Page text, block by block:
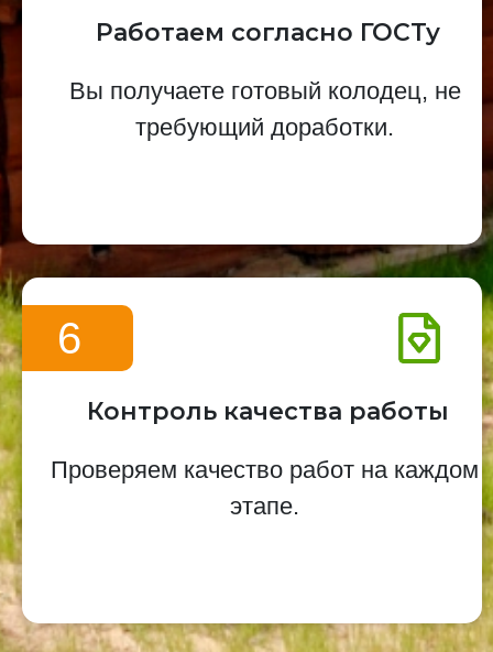
Работаем согласно ГОСТу
Вы получаете готовый колодец, не
требующий доработки.
6
Контроль качества работы
Проверяем качество работ на каждом
этапе.